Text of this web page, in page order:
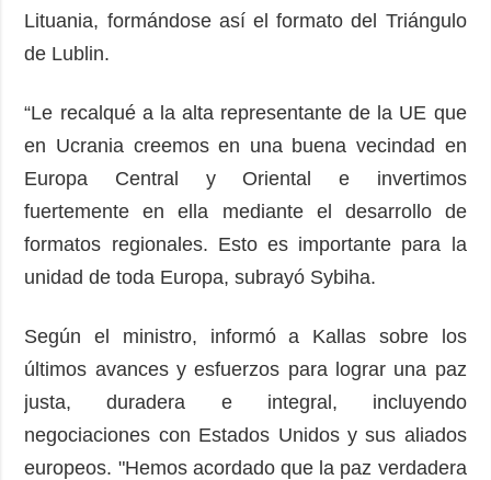
Lituania, formándose así el formato del Triángulo
de Lublin.
“Le recalqué a la alta representante de la UE que
en Ucrania creemos en una buena vecindad en
Europa Central y Oriental e invertimos
fuertemente en ella mediante el desarrollo de
formatos regionales. Esto es importante para la
unidad de toda Europa, subrayó Sybiha.
Según el ministro, informó a Kallas sobre los
últimos avances y esfuerzos para lograr una paz
justa, duradera e integral, incluyendo
negociaciones con Estados Unidos y sus aliados
europeos. "Hemos acordado que la paz verdadera